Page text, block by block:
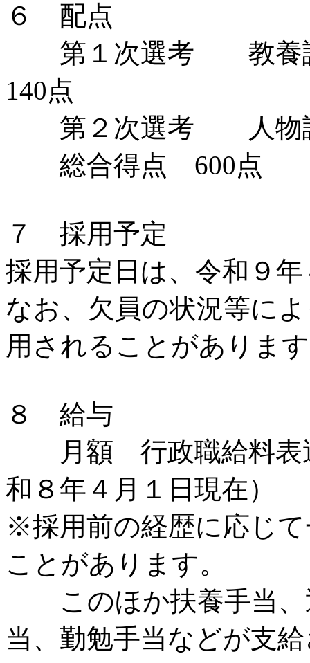
６ 配点
第１次選考 教養
140点
第２次選考 人物試
総合得点 600点
７ 採用予定
採用予定日は、令和９
なお、欠員の状況等に
用されることがありま
８ 給与
月額 行政職給料表
和８年４月１日現在）
※採用前の経歴に応じ
ことがあります。
このほか扶養手当、
当、勤勉手当などが支